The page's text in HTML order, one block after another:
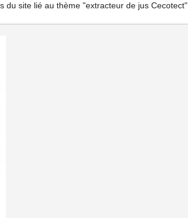
site lié au thème "extracteur de jus Cecotect".